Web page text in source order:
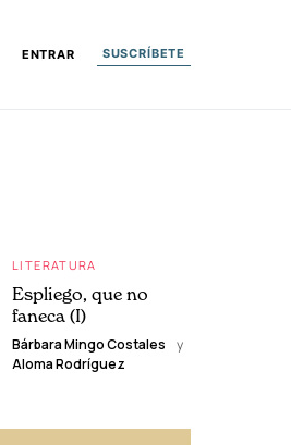
ENTRAR SUSCRÍBETE
LITERATURA
Espliego, que no
faneca (I)
Bárbara Mingo Costales
y
Aloma Rodríguez